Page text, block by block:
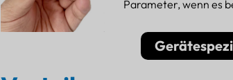
Parameter, wenn es